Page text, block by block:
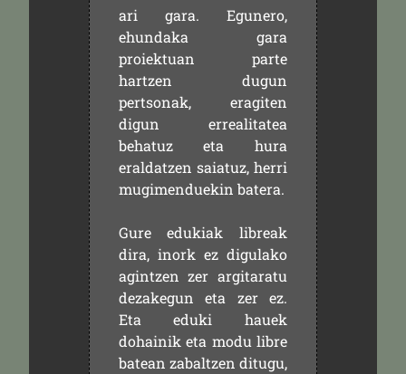
ari gara. Egunero,
ehundaka gara
proiektuan parte
hartzen dugun
pertsonak, eragiten
digun errealitatea
behatuz eta hura
eraldatzen saiatuz, herri
mugimenduekin batera.
Gure edukiak libreak
dira, inork ez digulako
agintzen zer argitaratu
dezakegun eta zer ez.
Eta eduki hauek
dohainik eta modu libre
batean zabaltzen ditugu,